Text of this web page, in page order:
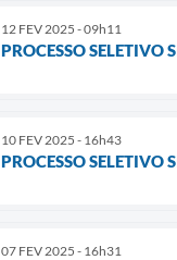
12 FEV 2025 - 09h11
PROCESSO
10 FEV 2025 - 16h43
PROCESSO
07 FEV 2025 - 16h31